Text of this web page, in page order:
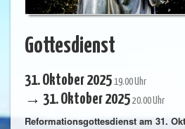
Gottesdienst
31. Oktober 2025 19.00 Uhr
→ 31. Oktober 2025 20.00 Uhr
Reformationsgottesdienst am 31.